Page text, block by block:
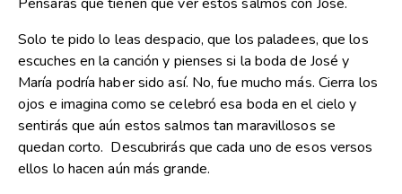
Pensarás que tienen que ver estos salmos con José.
Solo te pido lo leas despacio, que los paladees, que los
escuches en la canción y pienses si la boda de José y
María podría haber sido así. No, fue mucho más. Cierra los
ojos e imagina como se celebró esa boda en el cielo y
sentirás que aún estos salmos tan maravillosos se
quedan corto. Descubrirás que cada uno de esos versos
ellos lo hacen aún más grande.